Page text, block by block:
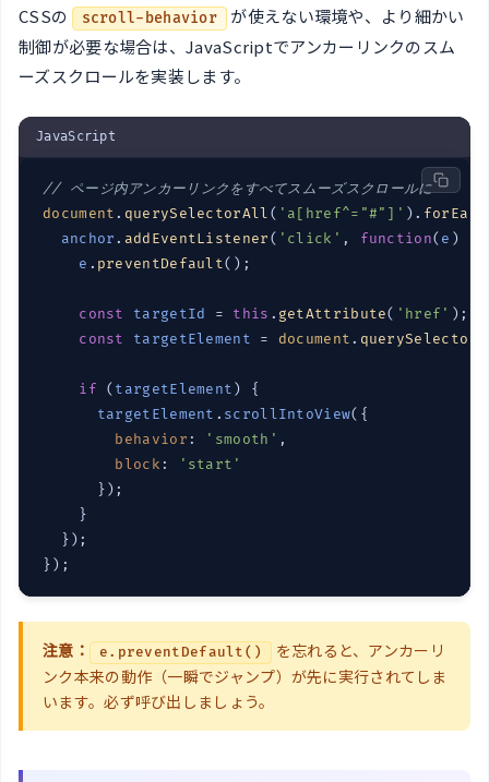
CSSの scroll-behavior
が使えない環境や、より細かい
制御が必要な場合は、JavaScriptでアンカーリンクのスム
ーズスクロールを実装します。
JavaScript
// ページ内アンカーリンクをすべてスムーズスクロールに
document. querySelectorAll( 'a[href^="#"]' ). forEach
anchor. addEventListener( 'click' , function( e )
e . preventDefault();
const targetId = this . getAttribute( 'href' );
const
targetElement = document. querySelector
if ( targetElement) {
targetElement . scrollIntoView({
behavior : 'smooth' ,
block :
'start'
      });
    }
  });
});
注意： e.preventDefault()
を忘れると、アンカーリ
ンク本来の動作（一瞬でジャンプ）が先に実行されてしま
います。必ず呼び出しましょう。